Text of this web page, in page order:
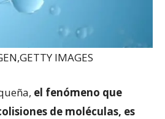
GETTY IMAGES
el fenómeno que
de moléculas, es